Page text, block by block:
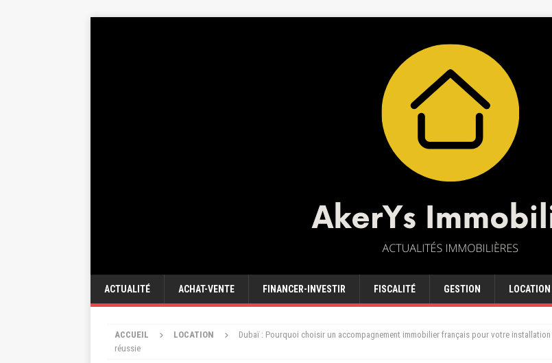
ACTUALITÉ ACHAT-VENTE FINANCER-INVESTIR FISCALITÉ GESTION LOCATION
ACCUEIL LOCATION
Dubaï : Pourquoi choisir un accompagnement immobilier français pour votre installation
réussie